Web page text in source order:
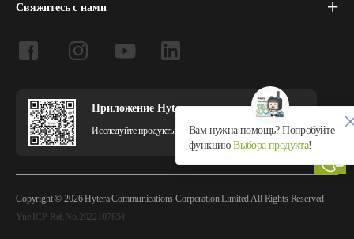
Свяжитесь с нами
Приложение Hytera
Исследуйте продукты и решения Hytera в приложении.
Copyright © 2026 Hytera Communications Corporation Limited All Rights Reserved
Yue ICP Ref.No.2022107854
Вам нужна помощь? Попробуйте
функциюВыбора продукта!